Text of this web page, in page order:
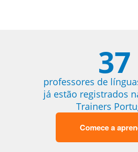
37
professores de
já estão registrados
Trainers
Comece a